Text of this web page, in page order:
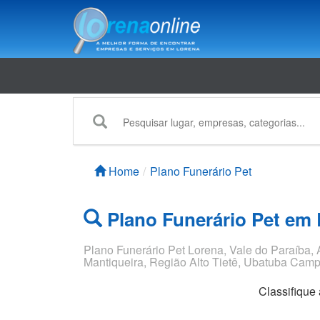
Home Plano Funerário Pet
Plano Funerário Pet em
Plano Funerário Pet Lorena, Vale do
Mantiqueira, Região Alto Tietê, Ubatuba
Classifique